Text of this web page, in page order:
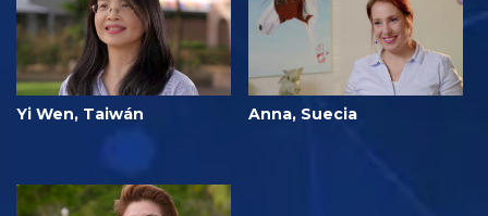
Yi Wen, Taiwán Anna, Suecia